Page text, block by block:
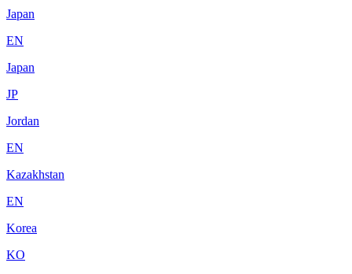
Japan
EN
Japan
JP
Jordan
EN
Kazakhstan
EN
Korea
KO